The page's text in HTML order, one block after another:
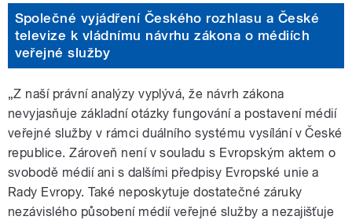
Společné vyjádření Českého rozhlasu a České
televize k vládnímu návrhu zákona o médiích
veřejné služby
„Z naší právní analýzy vyplývá, že návrh zákona
nevyjasňuje základní otázky fungování a postavení médií
veřejné služby v rámci duálního systému vysílání v České
republice. Zároveň není v souladu s Evropským aktem o
svobodě médií ani s dalšími předpisy Evropské unie a
Rady Evropy. Také neposkytuje dostatečné záruky
nezávislého působení médií veřejné služby a nezajišťuje